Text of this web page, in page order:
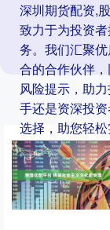
深圳期货配资,
致力于为投资
务。我们汇聚
合的合作伙伴
风险提示，助
手还是资深投
选择，助您轻
遇。